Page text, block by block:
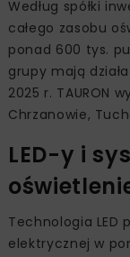
Według spółki
całego zasobu
ponad 600 tys.
grupy mają
2025 r. TAURON
Chrzanowie,
LED-y i
Technologia LED
elektrycznej w